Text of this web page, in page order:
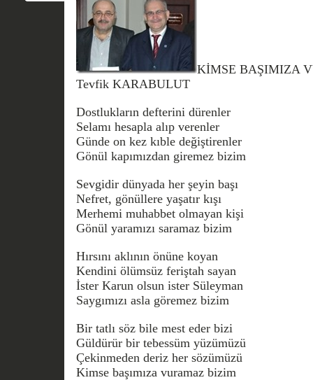
KİMSE BAŞIMIZA
Tevfik KARABULUT
Dostlukların defterini dürenler
Selamı hesapla alıp verenler
Günde on kez kıble değiştirenler
Gönül kapımızdan giremez bizim
Sevgidir dünyada her şeyin başı
Nefret, gönüllere yaşatır kışı
Merhemi muhabbet olmayan kişi
Gönül yaramızı saramaz bizim
Hırsını aklının önüne koyan
Kendini ölümsüz feriştah sayan
İster Karun olsun ister Süleyman
Saygımızı asla göremez bizim
Bir tatlı söz bile mest eder bizi
Güldürür bir tebessüm yüzümüzü
Çekinmeden deriz her sözümüzü
Kimse başımıza vuramaz bizim